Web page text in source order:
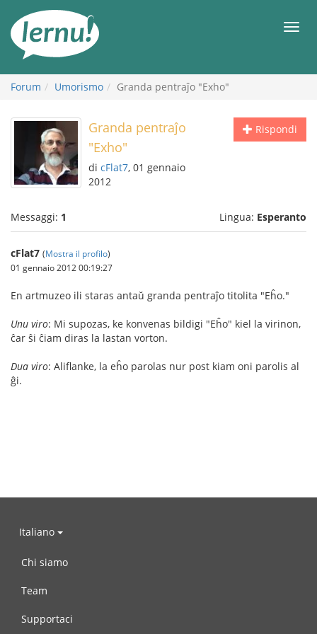
all’indice
Forum Umorismo Granda pentraĵo "Exho"
Rispondi
Granda pentraĵo
"Exho"
di cFlat7, 01 gennaio
2012
Messaggi: 1 Lingua: Esperanto
cFlat7 (Mostra il profilo)
01 gennaio 2012 00:19:27
En artmuzeo ili staras antaŭ granda pentraĵo titolita "Eĥo."
Unu viro: Mi supozas, ke konvenas bildigi "Eĥo" kiel la virinon,
ĉar ŝi ĉiam diras la lastan vorton.
Dua viro: Aliflanke, la eĥo parolas nur post kiam oni parolis al
ĝi.
Italiano
Chi siamo
Team
Supportaci